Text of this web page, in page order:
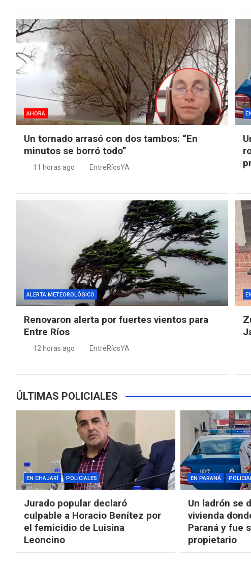
AHORA
Un tornado arrasó con dos tambos: “En
minutos se borró todo”
11 horas ago EntreRíosYA
ALERTA METEOROLÓGICO
Renovaron alerta por fuertes vientos para
Entre Ríos
12 horas ago EntreRíosYA
ÚLTIMAS POLICIALES
EN CHAJARÍ POLICIALES
Jurado popular declaró
culpable a Horacio Benítez por
el femicidio de Luisina
Leoncino
EN PARANÁ
Un ladrón se
vivienda
Paraná y fue
propietario